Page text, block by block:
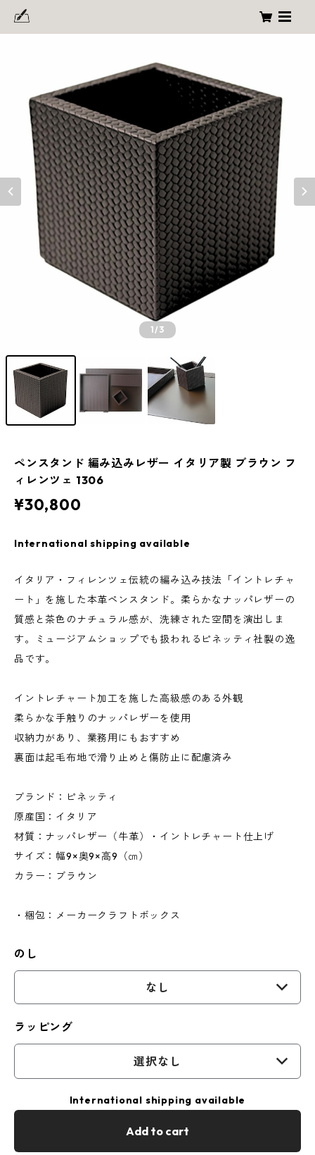
1/3
ペンスタンド 編み込みレザー イタリア製 ブラウン フ
ィレンツェ 1306
¥30,800
International shipping available
イタリア・フィレンツェ伝統の編み込み技法「イントレチャ
ート」を施した本革ペンスタンド。柔らかなナッパレザーの
質感と茶色のナチュラル感が、洗練された空間を演出しま
す。ミュージアムショップでも扱われるピネッティ社製の逸
品です。
イントレチャート加工を施した高級感のある外観
柔らかな手触りのナッパレザーを使用
収納力があり、業務用にもおすすめ
裏面は起毛布地で滑り止めと傷防止に配慮済み
ブランド：ピネッティ
原産国：イタリア
材質：ナッパレザー（牛革）・イントレチャート仕上げ
サイズ：幅9×奥9×高9（㎝）
カラー：ブラウン
・梱包：メーカークラフトボックス
のし
なし
ラッピング
選択なし
International shipping available
Add to cart